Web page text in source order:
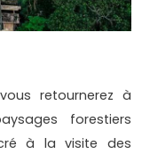
retournerez à
forestiers
à la visite des